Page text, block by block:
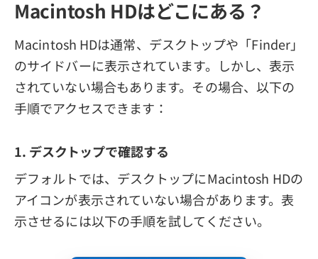
Macintosh HDはどこにある？
Macintosh HDは通常、デスクトップや「Finder」
のサイドバーに表示されています。しかし、表示
されていない場合もあります。その場合、以下の
手順でアクセスできます：
1. デスクトップで確認する
デフォルトでは、デスクトップにMacintosh HDの
アイコンが表示されていない場合があります。表
示させるには以下の手順を試してください。